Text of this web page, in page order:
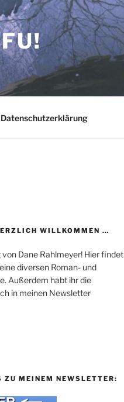
Datenschutzerklärung
WILLKOMMEN …
Dane Rahlmeyer! Hier findet
diversen Roman- und
Außerdem habt ihr die
in meinen Newsletter
ZU MEINEM NEWSLETTER: